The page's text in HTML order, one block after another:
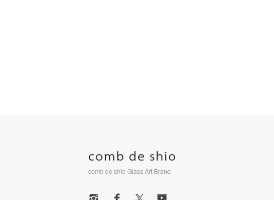
comb de shio Glass Art Brand